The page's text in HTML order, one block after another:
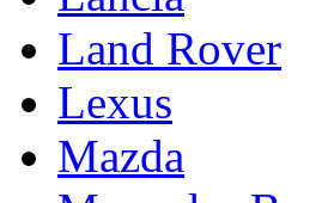
Land Rover
Lexus
Mazda